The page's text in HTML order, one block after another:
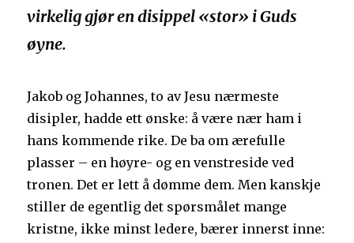
virkelig gjør en disippel «stor» i Guds
øyne.
Jakob og Johannes, to av Jesu nærmeste
disipler, hadde ett ønske: å være nær ham i
hans kommende rike. De ba om ærefulle
plasser – en høyre- og en venstreside ved
tronen. Det er lett å dømme dem. Men kanskje
stiller de egentlig det spørsmålet mange
kristne, ikke minst ledere, bærer innerst inne: